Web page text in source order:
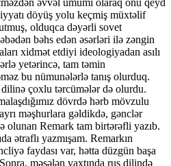
döyüş yolu keçmiş müxtəlif
olduqca dəyərli sovet
bəhs edən əsərləri ilə zəngin
xidmət etdiyi ideologiyadan asılı
yetərincə, tam təmin
bu nümunələrlə tanış olurduq.
dilinə çoxlu tərcümələr də olurdu.
dövrdə hərb mövzulu
ayrı məşhurlara gəldikdə, gənclər
olunan Remark tam birtərəfli yazıb.
ətraflı yazmışam. Remarkın
faydası var, hətta düzgün başa
məsələn vaxtında rus dilində